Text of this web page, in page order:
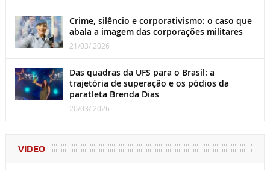
Crime, silêncio e corporativismo: o caso que
abala a imagem das corporações militares
21/03/ 2026
Das quadras da UFS para o Brasil: a
trajetória de superação e os pódios da
paratleta Brenda Dias
20/03/ 2026
VIDEO